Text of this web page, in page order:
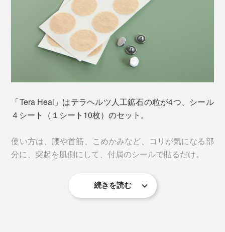
「テラヘルツ」とは、遠赤外線の一部であり、光と電波
の中間領域に位置する電磁波のこと。１秒間に１兆回振
動し、波長が長く、身体の奥まで届くといわれていま
「Tera Heal」はテラヘルツ人工鉱石の粒が4つ、シール
４シート（１シート10枚）のセット。
使い方は、腰や首筋、こめかみなど、コリが気になる部
分に、突起を肌側にして、付属のシールで貼るだけ。
続きを読む